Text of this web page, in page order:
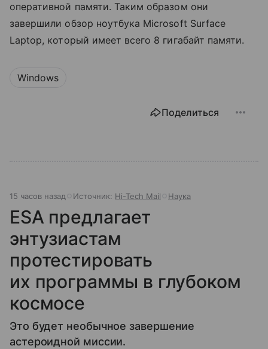
оперативной памяти. Таким образом они
завершили обзор ноутбука Microsoft Surface
Laptop, который имеет всего 8 гигабайт памяти.
Windows
Поделиться
15 часов назад Источник: Hi-Tech Mail Наука
ESA предлагает
энтузиастам
протестировать
их программы в глубоком
космосе
Это будет необычное завершение
астероидной миссии.